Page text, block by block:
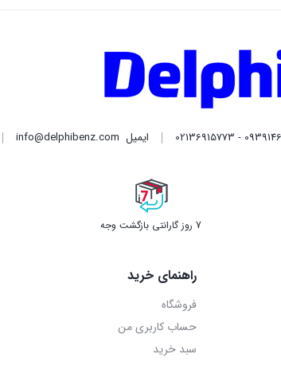
ایمیل
راهنمای خرید
فروشگاه
سبد خرید
پرداخت
و خرید آنلاین